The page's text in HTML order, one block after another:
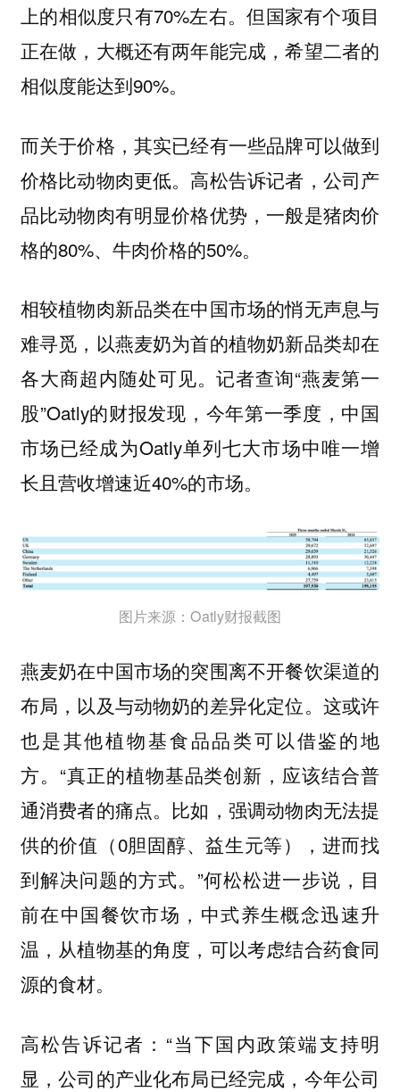
上的相似度只有70%左右。但国家有个项目
正在做，大概还有两年能完成，希望二者的
相似度能达到90%。
而关于价格，其实已经有一些品牌可以做到
价格比动物肉更低。高松告诉记者，公司产
品比动物肉有明显价格优势，一般是猪肉价
格的80%、牛肉价格的50%。
相较植物肉新品类在中国市场的悄无声息与
难寻觅，以燕麦奶为首的植物奶新品类却在
各大商超内随处可见。记者查询“燕麦第一
股”Oatly的财报发现，今年第一季度，中国
市场已经成为Oatly单列七大市场中唯一增
长且营收增速近40%的市场。
图片来源：Oatly财报截图
燕麦奶在中国市场的突围离不开餐饮渠道的
布局，以及与动物奶的差异化定位。这或许
也是其他植物基食品品类可以借鉴的地
方。“真正的植物基品类创新，应该结合普
通消费者的痛点。比如，强调动物肉无法提
供的价值（0胆固醇、益生元等），进而找
到解决问题的方式。”何松松进一步说，目
前在中国餐饮市场，中式养生概念迅速升
温，从植物基的角度，可以考虑结合药食同
源的食材。
高松告诉记者：“当下国内政策端支持明
显，公司的产业化布局已经完成，今年公司